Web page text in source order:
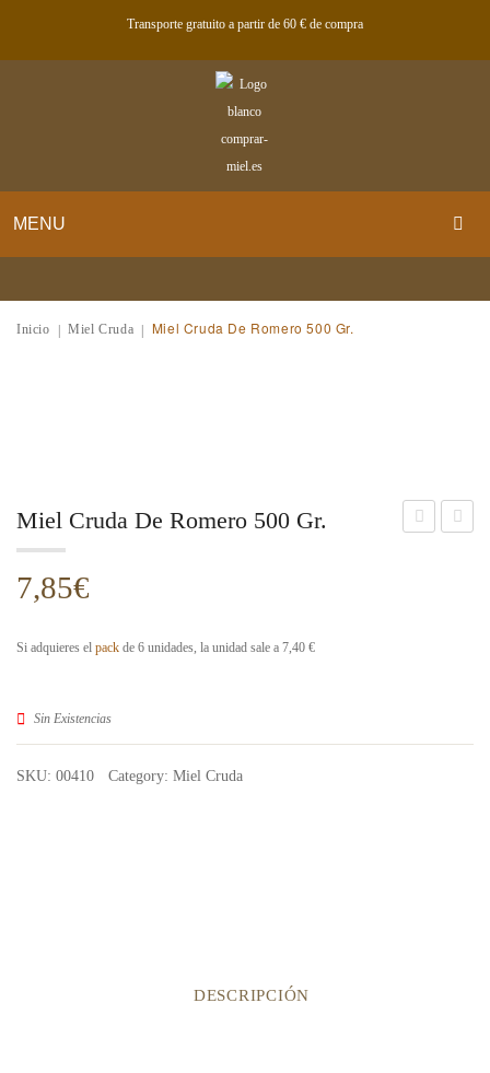
Transporte gratuito a partir de 60 € de compra
MENU
QUIÉNES SOMOS
Inicio | Miel Cruda | Miel Cruda De Romero 500 Gr.
Miel Cruda De Romero 500 Gr.
7,85€
Si adquieres el pack de 6 unidades, la unidad sale a 7,40 €
Sin Existencias
SKU: 00410 Category: Miel Cruda
DESCRIPCIÓN